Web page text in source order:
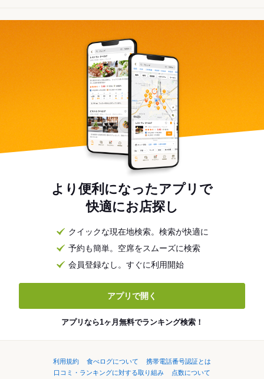
より便利になったアプリで
快適にお店探し
クイックな現在地検索。検索が快適に
予約も簡単。空席をスムーズに検索
会員登録なし。すぐに利用開始
アプリで開く
アプリなら1ヶ月無料でランキング検索！
利用規約 食べログについて
携帯電話番号認証とは
口コミ・ランキングに対する取り組み
点数について